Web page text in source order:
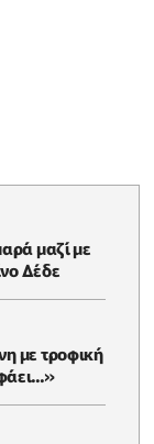
μαζί με
Δέδε
με τροφική